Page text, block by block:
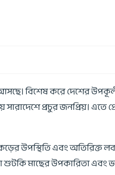
আসছে। বিশেষ করে দেশের
প্রচুর জনপ্রিয়। এতে
উপস্থিতি এবং অতিরিক্ত
মাছের উপকারিতা এবং